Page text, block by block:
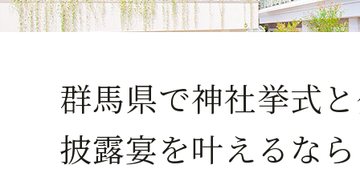
群馬県で神社挙式
披露宴を叶えるな